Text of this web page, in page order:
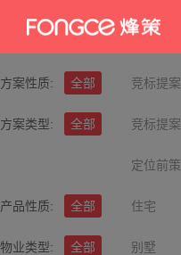
方案性质: 全部 竞标提案
方案类型: 全部 竞标提案
定位前策
产品性质: 全部 住宅
物业类型: 全部 别墅